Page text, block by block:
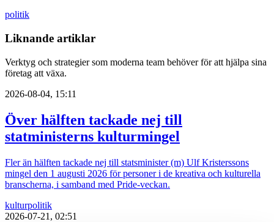
politik
Liknande artiklar
Verktyg och strategier som moderna team behöver för att hjälpa sina
företag att växa.
2026-08-04, 15:11
Över hälften tackade nej till
statministerns kulturmingel
Fler än hälften tackade nej till statsminister (m) Ulf Kristerssons
mingel den 1 augusti 2026 för personer i de kreativa och kulturella
branscherna, i samband med Pride-veckan.
kulturpolitik
2026-07-21, 02:51